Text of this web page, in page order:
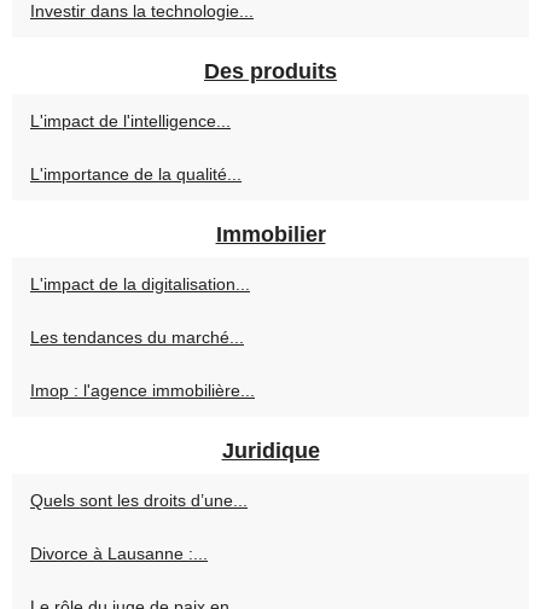
Investir dans la technologie...
Des produits
L'impact de l'intelligence...
L'importance de la qualité...
Immobilier
L'impact de la digitalisation...
Les tendances du marché...
Imop : l'agence immobilière...
Juridique
Quels sont les droits d’une...
Divorce à Lausanne :...